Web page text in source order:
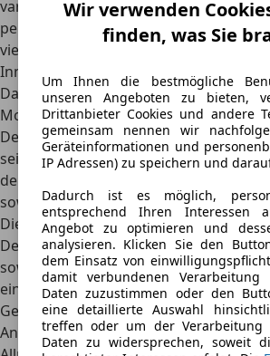
variabler Kofferraum mit viel
perfekte Geländeeigenschaften
viele Gebrauchtwagen zu
Innenraum bietet Platz für bis zu fünf
Daten
Motorisierung
Der Mitsubishi Pajero Sport ist ein
seit 1997 produziert wird. Auf dem
der Wagen bis 2007 als Neuwagen
sowohl Modelle mit Benzin-, als auch
Dieselmotoren angeboten.
Der 6-Zylinder-Benzinmotor hat eine
sowie einen Hubraum von 2.972 cm³
eine Höchstgeschwindigkeit von 175
Getriebe ist eine 4-Gänge-
Angetrieben wird der Mitsubishi
Wir verwenden
finden, was Sie
Um Ihnen die bestmögliche
unseren Angeboten zu bieten,
Drittanbieter Cookies und andere
gemeinsam nennen wir
Geräteinformationen und
IP Adressen) zu speichern und
Dadurch ist es möglich,
entsprechend Ihren Interessen
Angebot zu optimieren und
analysieren. Klicken Sie den
dem Einsatz von
damit verbundenen Verarbeitung
Daten zuzustimmen oder den
eine detaillierte Auswahl
treffen oder um der Verarbeitung
Daten zu widersprechen, soweit